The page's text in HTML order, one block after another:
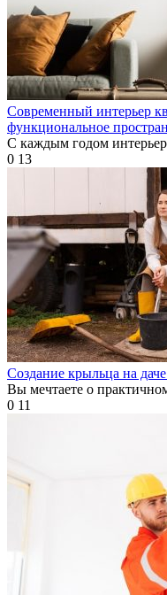
Современный интерьер
функциональное
С каждым годом
0 13
Создание крыльца на
Вы мечтаете о
0 11